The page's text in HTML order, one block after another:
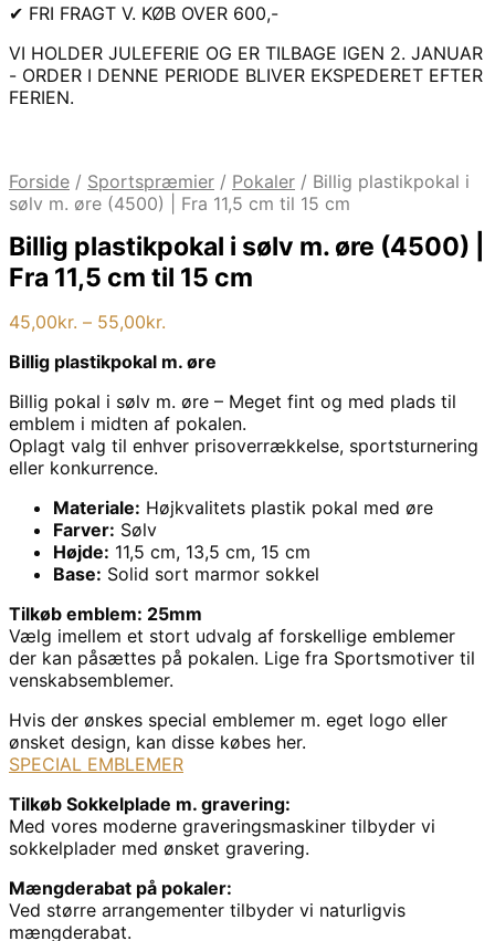
✔ FRI FRAGT V. KØB OVER 600,-
VI HOLDER JULEFERIE OG ER TILBAGE IGEN 2. JANUAR
- ORDER I DENNE PERIODE BLIVER EKSPEDERET EFTER
FERIEN.
Forside / Sportspræmier / Pokaler / Billig plastikpokal i
sølv m. øre (4500) | Fra 11,5 cm til 15 cm
Billig plastikpokal i sølv m. øre (4500) |
Fra 11,5 cm til 15 cm
45,00kr. – 55,00kr.
til
Billig plastikpokal m. øre
Billig pokal i sølv m. øre – Meget fint og med plads til
emblem i midten af pokalen.
Oplagt valg til enhver prisoverrækkelse, sportsturnering
eller konkurrence.
Materiale: Højkvalitets plastik pokal med øre
Farver: Sølv
Højde: 11,5 cm, 13,5 cm, 15 cm
Base: Solid sort marmor sokkel
Tilkøb emblem: 25mm
Vælg imellem et stort udvalg af forskellige emblemer
der kan påsættes på pokalen. Lige fra Sportsmotiver til
venskabsemblemer.
Hvis der ønskes special emblemer m. eget logo eller
ønsket design, kan disse købes her.
SPECIAL EMBLEMER
Tilkøb Sokkelplade m. gravering:
Med vores moderne graveringsmaskiner tilbyder vi
sokkelplader med ønsket gravering.
Mængderabat på pokaler:
Ved større arrangementer tilbyder vi naturligvis
mængderabat.